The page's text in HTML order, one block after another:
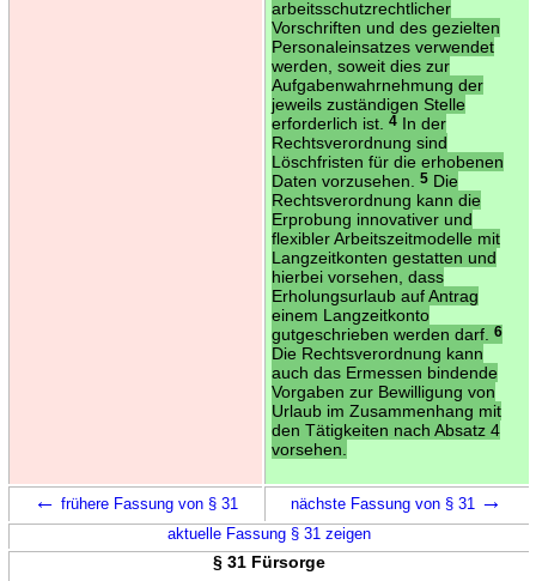
arbeitsschutzrechtlicher
Vorschriften und des gezielten
Personaleinsatzes verwendet
werden, soweit dies zur
Aufgabenwahrnehmung der
jeweils zuständigen Stelle
erforderlich ist.
4In der
Rechtsverordnung sind
Löschfristen für die erhobenen
Daten vorzusehen.
5Die
Rechtsverordnung kann die
Erprobung innovativer und
flexibler Arbeitszeitmodelle mit
Langzeitkonten gestatten und
hierbei vorsehen, dass
Erholungsurlaub auf Antrag
einem Langzeitkonto
gutgeschrieben werden darf.
6
Die Rechtsverordnung kann
auch das Ermessen bindende
Vorgaben zur Bewilligung von
Urlaub im Zusammenhang mit
den Tätigkeiten nach Absatz 4
vorsehen.
← frühere Fassung von § 31 nächste Fassung von § 31 →
aktuelle Fassung § 31 zeigen
§ 31 Fürsorge